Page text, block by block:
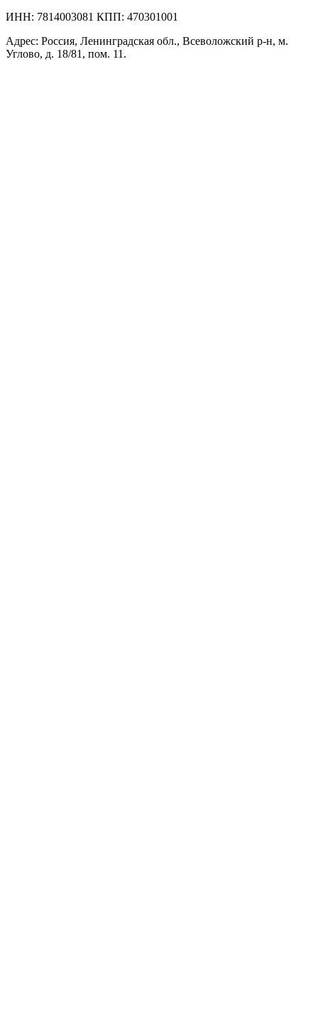
ИНН: 7814003081 КПП: 470301001
Адрес: Россия, Ленинградская обл., Всеволожский р-н, м.
Углово, д. 18/81, пом. 11.